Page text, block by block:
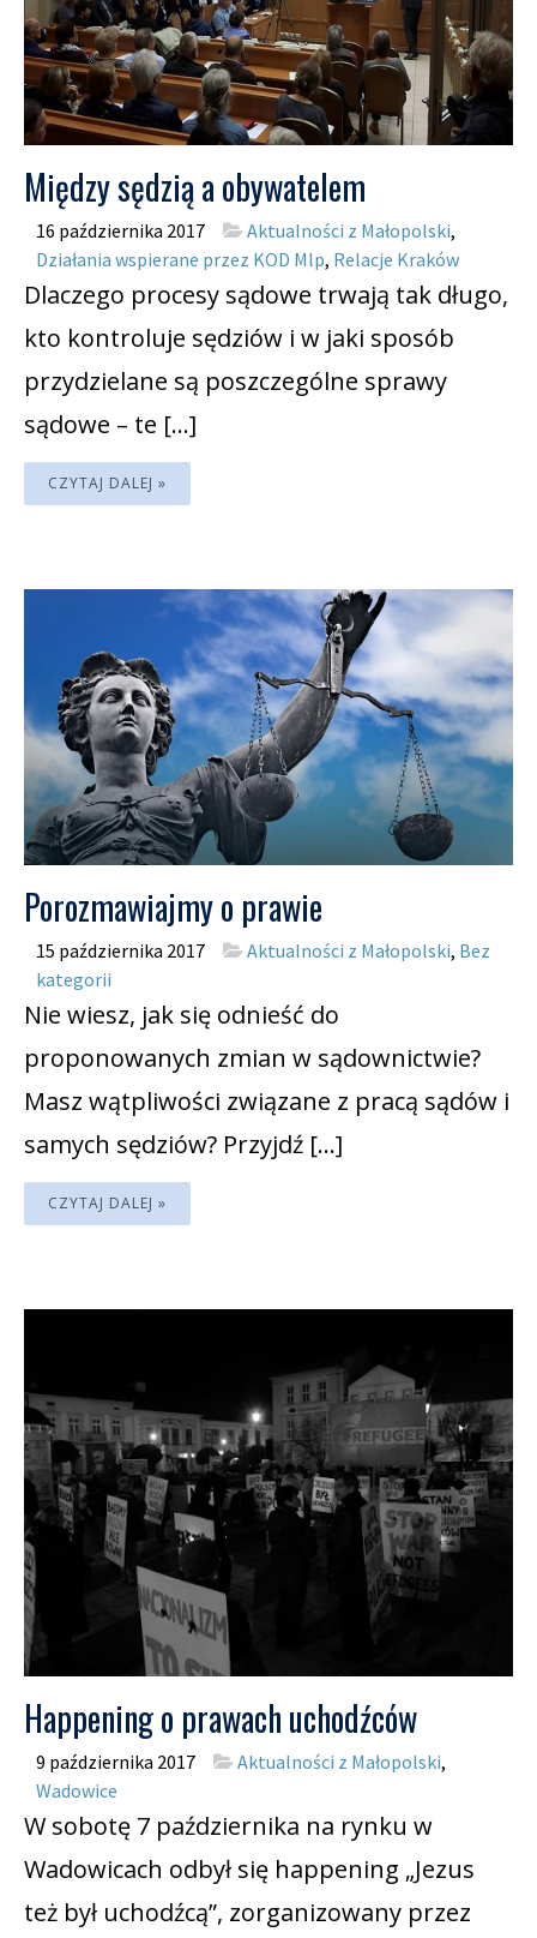
Między sędzią a obywatelem
16 października 2017 Aktualności z Małopolski,
Działania wspierane przez KOD Mlp, Relacje Kraków
Dlaczego procesy sądowe trwają tak długo,
kto kontroluje sędziów i w jaki sposób
przydzielane są poszczególne sprawy
sądowe – te […]
CZYTAJ DALEJ »
Porozmawiajmy o prawie
15 października 2017 Aktualności z Małopolski, Bez
kategorii
Nie wiesz, jak się odnieść do
proponowanych zmian w sądownictwie?
Masz wątpliwości związane z pracą sądów i
samych sędziów? Przyjdź […]
CZYTAJ DALEJ »
Happening o prawach uchodźców
9 października 2017 Aktualności z Małopolski,
Wadowice
W sobotę 7 października na rynku w
Wadowicach odbył się happening „Jezus
też był uchodźcą”, zorganizowany przez